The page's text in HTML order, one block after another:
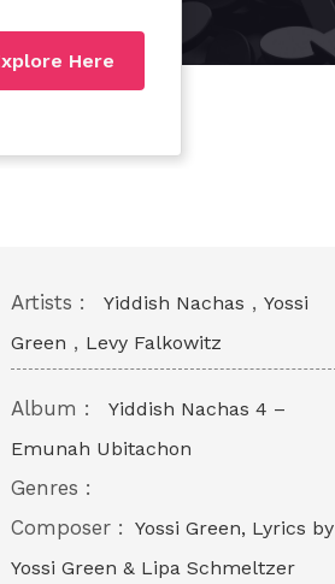
Here
Artists : Yiddish Nachas , Yossi
Green , Levy Falkowitz
Album :
Yiddish Nachas 4 –
Emunah Ubitachon
Genres :
Composer : Yossi Green, Lyrics by
Yossi Green & Lipa Schmeltzer